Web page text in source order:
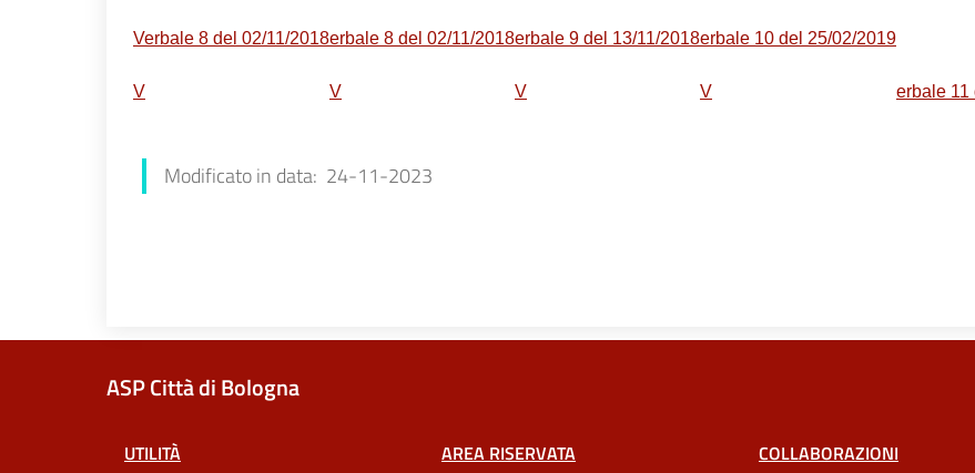
Verbale 8 del 02/11/2018
V
erbale 8 del 02/11/2018
V
erbale 9 del 13/11/2018
V
erbale 10 del 25/02/2019
V erbale 11
Modificato in data: 24-11-2023
ASP Città di Bologna
UTILITÀ AREA RISERVATA COLLABORAZIONI